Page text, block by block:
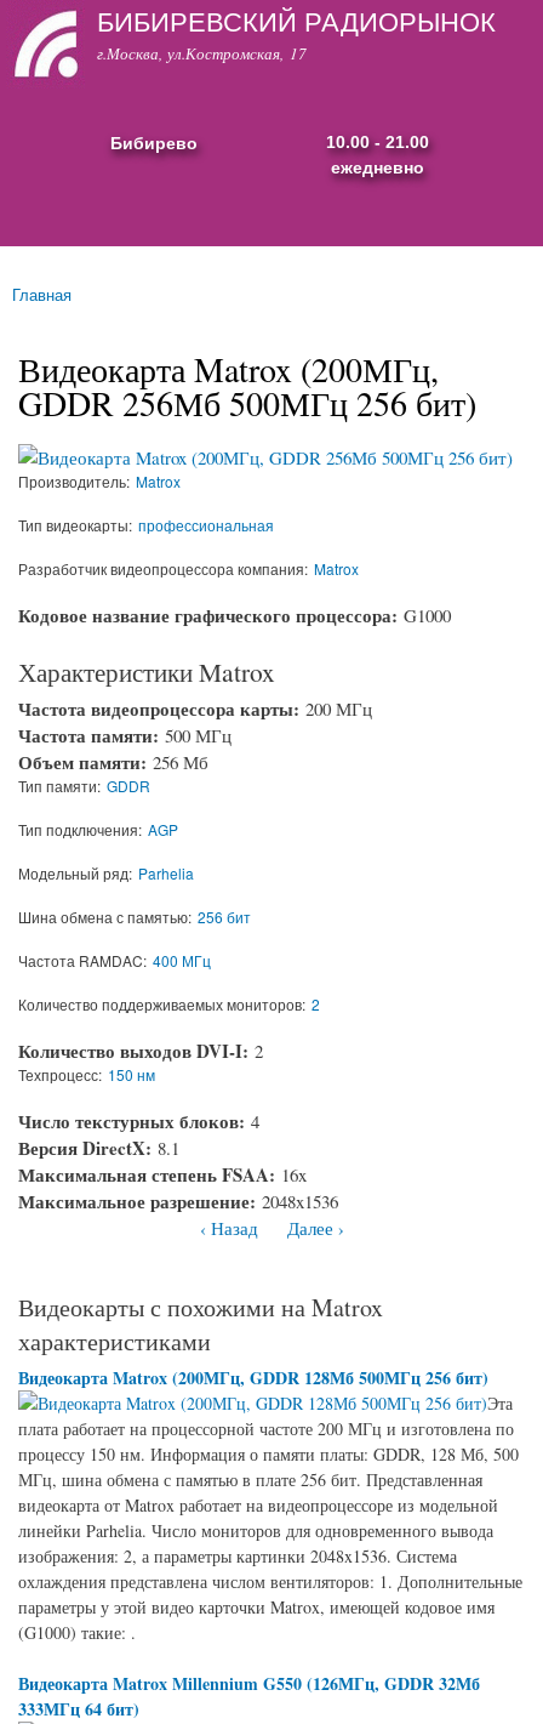
Перейти к
содержанию
БИБИРЕВСКИЙ РАДИОРЫНОК
г.Москва, ул.Костромская, 17
Бибирево
10.00 - 21.00
ежедневно
Вы здесь
Главная
Видеокарта Matrox (200МГц,
GDDR 256Мб 500МГц 256 бит)
Производитель: Matrox
Тип видеокарты: профессиональная
Разработчик видеопроцессора компания: Matrox
Кодовое название графического процессора: G1000
Характеристики Matrox
Частота видеопроцессора карты: 200 МГц
Частота памяти: 500 МГц
Объем памяти: 256 Мб
Тип памяти: GDDR
Тип подключения: AGP
Модельный ряд: Parhelia
Шина обмена с памятью: 256 бит
Частота RAMDAC: 400 МГц
Количество поддерживаемых мониторов: 2
Количество выходов DVI-I: 2
Техпроцесс: 150 нм
Число текстурных блоков: 4
Версия DirectX: 8.1
Максимальная степень FSAA: 16x
Максимальное разрешение: 2048x1536
‹ Назад
Далее ›
Видеокарты с похожими на Matrox
характеристиками
Видеокарта Matrox (200МГц, GDDR 128Мб 500МГц 256 бит)
Эта
плата работает на процессорной частоте 200 МГц и изготовлена по
процессу 150 нм. Информация о памяти платы: GDDR, 128 Мб, 500
МГц, шина обмена с памятью в плате 256 бит. Представленная
видеокарта от Matrox работает на видеопроцессоре из модельной
линейки Parhelia. Число мониторов для одновременного вывода
изображения: 2, а параметры картинки 2048x1536. Система
охлаждения представлена числом вентиляторов: 1. Дополнительные
параметры у этой видео карточки Matrox, имеющей кодовое имя
(G1000) такие: .
Видеокарта Matrox Millennium G550 (126МГц, GDDR 32Мб
333МГц 64 бит)